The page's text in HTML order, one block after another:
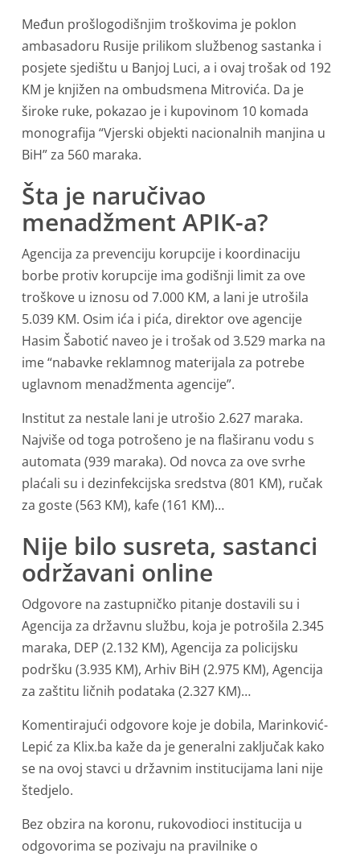
Međun prošlogodišnjim troškovima je poklon
ambasadoru Rusije prilikom službenog sastanka i
posjete sjedištu u Banjoj Luci, a i ovaj trošak od 192
KM je knjižen na ombudsmena Mitrovića. Da je
široke ruke, pokazao je i kupovinom 10 komada
monografija “Vjerski objekti nacionalnih manjina u
BiH” za 560 maraka.
Šta je naručivao
menadžment APIK-a?
Agencija za prevenciju korupcije i koordinaciju
borbe protiv korupcije ima godišnji limit za ove
troškove u iznosu od 7.000 KM, a lani je utrošila
5.039 KM. Osim ića i pića, direktor ove agencije
Hasim Šabotić naveo je i trošak od 3.529 marka na
ime “nabavke reklamnog materijala za potrebe
uglavnom menadžmenta agencije”.
Institut za nestale lani je utrošio 2.627 maraka.
Najviše od toga potrošeno je na flaširanu vodu s
automata (939 maraka). Od novca za ove svrhe
plaćali su i dezinfekcijska sredstva (801 KM), ručak
za goste (563 KM), kafe (161 KM)…
Nije bilo susreta, sastanci
održavani online
Odgovore na zastupničko pitanje dostavili su i
Agencija za državnu službu, koja je potrošila 2.345
maraka, DEP (2.132 KM), Agencija za policijsku
podršku (3.935 KM), Arhiv BiH (2.975 KM), Agencija
za zaštitu ličnih podataka (2.327 KM)…
Komentirajući odgovore koje je dobila, Marinković-
Lepić za Klix.ba kaže da je generalni zaključak kako
se na ovoj stavci u državnim institucijama lani nije
štedjelo.
Bez obzira na koronu, rukovodioci institucija u
odgovorima se pozivaju na pravilnike o